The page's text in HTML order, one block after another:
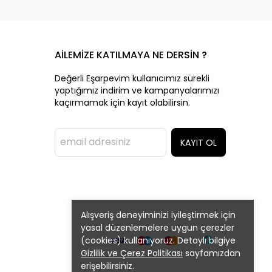
Alışveriş deneyiminizi iyileştirmek için
yasal düzenlemelere uygun çerezler
(cookies) kullanıyoruz. Detaylı bilgiye
Gizlilik ve Çerez Politikası sayfamızdan
erişebilirsiniz.
AİLEMİZE KATILMAYA NE DERSİN ?
Değerli Eşarpevim kullanıcımız sürekli
yaptığımız indirim ve kampanyalarımızı
kaçırmamak için kayıt olabilirsin.
KAYIT OL